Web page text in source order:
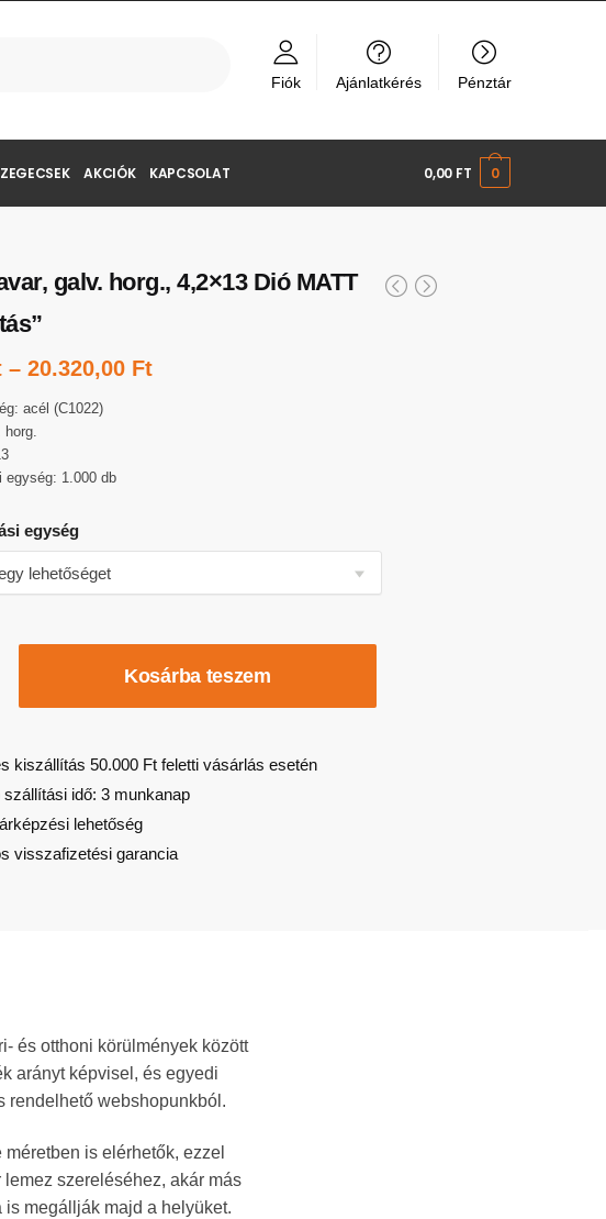
Fiók Ajánlatkérés Pénztár
AKCIÓK KAPCSOLAT 0,00 FT 0
galv. horg., 4,2×13 Dió MATT
– 20.320,00 Ft
acél (C1022)
horg.
egység: 1.000 db
egység
Kosárba teszem
kiszállítás 50.000 Ft feletti vásárlás esetén
szállítási idő: 3 munkanap
lehetőség
visszafizetési garancia
és otthoni körülmények között
arányt képvisel, és egyedi
rendelhető webshopunkból.
is elérhetők, ezzel
szereléséhez, akár más
megállják majd a helyüket.